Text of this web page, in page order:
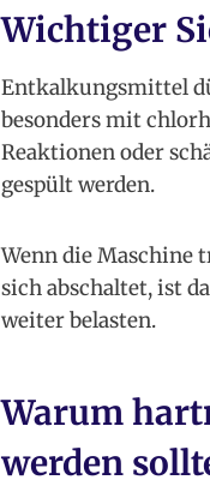
Wichtiger
Entkalkungsmittel
besonders mit
Reaktionen oder
gespült werden.
Wenn die Maschine
sich abschaltet, ist
weiter belasten.
Warum
werden